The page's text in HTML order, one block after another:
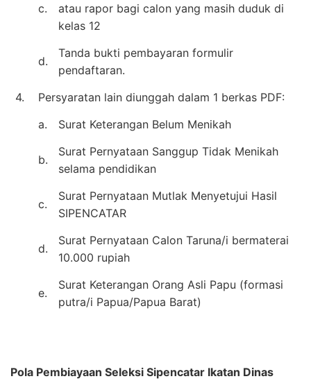
c.
atau rapor bagi calon yang masih duduk di
kelas 12
d.
Tanda bukti pembayaran formulir
pendaftaran.
4.
Persyaratan lain diunggah dalam 1 berkas PDF:
a.
Surat Keterangan Belum Menikah
b.
Surat Pernyataan Sanggup Tidak Menikah
selama pendidikan
c.
Surat Pernyataan Mutlak Menyetujui Hasil
SIPENCATAR
d.
Surat Pernyataan Calon Taruna/i bermaterai
10.000 rupiah
e.
Surat Keterangan Orang Asli Papu (formasi
putra/i Papua/Papua Barat)
Pola Pembiayaan Seleksi Sipencatar Ikatan Dinas